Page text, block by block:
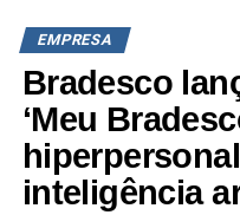
masculinos e 12 atletas
melhor manobra. Serão
a avaliação de juízes
premiação será feita no
vencedores levarão um
disputa será comunicada
EMPRESA
Bradesco
‘Meu
inteligência